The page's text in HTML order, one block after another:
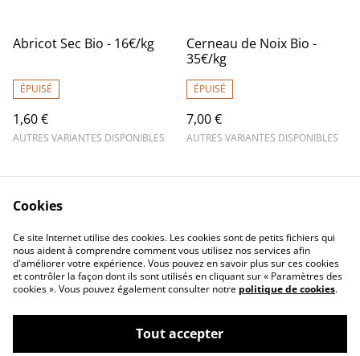
Abricot Sec Bio - 16€/kg
ÉPUISÉ
1,60 €
AUTRES VARIANTES DISPONIBLES
Cerneau de Noix Bio -
35€/kg
ÉPUISÉ
7,00 €
AUTRES VARIANTES DISPONIBLES
Contactez-nous
Mentions légales
Conditions générales
de vente
Politique de
confidentialité
Politique de cookies
Cookies
Ce site Internet utilise des cookies. Les cookies sont de petits fichiers qui
nous aident à comprendre comment vous utilisez nos services afin
d'améliorer votre expérience. Vous pouvez en savoir plus sur ces cookies
et contrôler la façon dont ils sont utilisés en cliquant sur « Paramètres des
cookies ». Vous pouvez également consulter notre politique de cookies.
Tout accepter